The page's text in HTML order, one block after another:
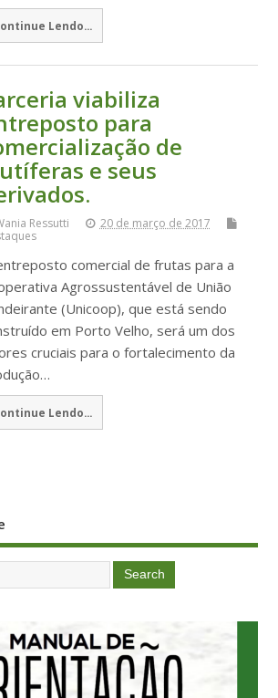
Lendo...
viabiliza
para
de
e seus
Ressutti
20 de março de 2017
comercial de frutas para a
Agrossustentável de União
(Unicoop), que está sendo
em Porto Velho, será um dos
cruciais para o fortalecimento da
Lendo...